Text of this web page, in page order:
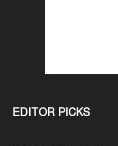
EDITOR PICKS